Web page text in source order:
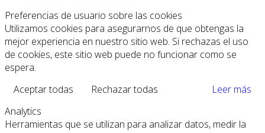
Preferencias de usuario sobre las cookies
Utilizamos cookies para asegurarnos de que obtengas la
mejor experiencia en nuestro sitio web. Si rechazas el uso
de cookies, este sitio web puede no funcionar como se
espera.
Aceptar todas
Rechazar todas
Leer más
Analytics
Herramientas que se utilizan para analizar datos, medir la